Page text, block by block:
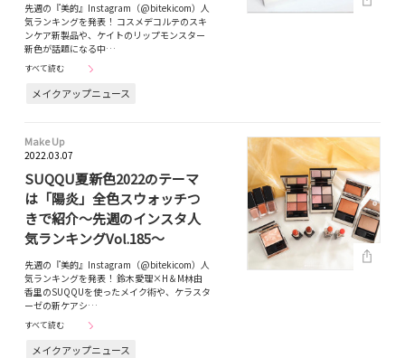
先週の『美的』Instagram（@bitekicom）人
気ランキングを発表！ コスメデコルテのスキ
ンケア新製品や、ケイトのリップモンスター
新色が話題になる中…
すべて読む
メイクアップニュース
Make Up
2022.03.07
SUQQU夏新色2022のテーマ
は「陽炎」全色スウォッチつ
きで紹介～先週のインスタ人
気ランキングVol.185～
先週の『美的』Instagram（@bitekicom）人
気ランキングを発表！ 鈴木愛理×H＆M林由
香里のSUQQUを使ったメイク術や、ケラスタ
ーゼの新ケアシ…
すべて読む
メイクアップニュース